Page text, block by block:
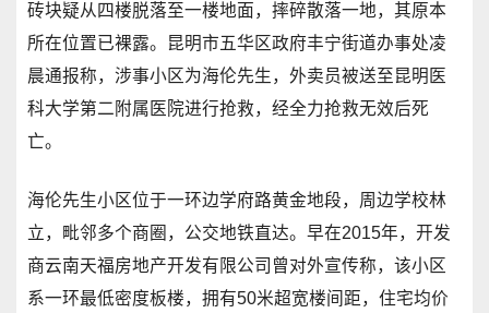
砖块疑从四楼脱落至一楼地面，摔碎散落一地，其原本
所在位置已裸露。昆明市五华区政府丰宁街道办事处凌
晨通报称，涉事小区为海伦先生，外卖员被送至昆明医
科大学第二附属医院进行抢救，经全力抢救无效后死
亡。
海伦先生小区位于一环边学府路黄金地段，周边学校林
立，毗邻多个商圈，公交地铁直达。早在2015年，开发
商云南天福房地产开发有限公司曾对外宣传称，该小区
系一环最低密度板楼，拥有50米超宽楼间距，住宅均价